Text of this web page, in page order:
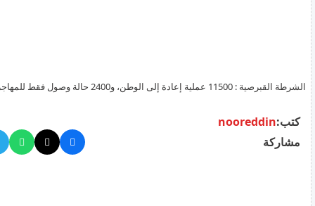
الشرطة القبرصية : 11500 عملية إعادة إلى
كتب:nooreddin
مشاركة